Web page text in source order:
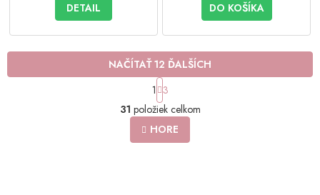
DETAIL DO KOŠÍKA
O
v
l
á
NAČÍTAŤ 12 ĎALŠÍCH
S
t
r
á
n
k
1 3
31 položiek celkom
HORE